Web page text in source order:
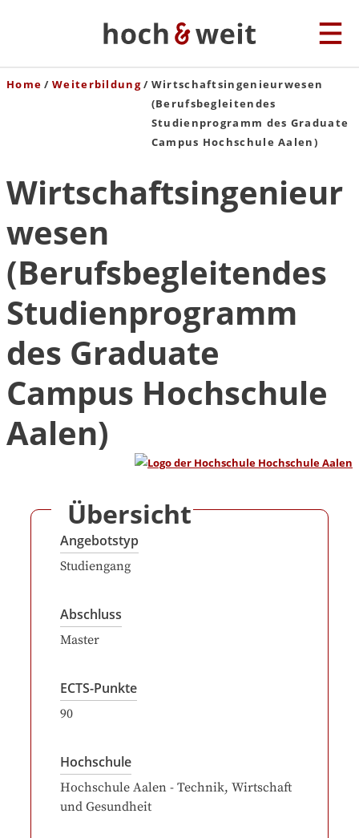
Home Weiterbildung
Wirtschaftsingenieurwesen
(Berufsbegleitendes
Studienprogramm des Graduate
Campus Hochschule Aalen)
Wirtschaftsingenieur
wesen
(Berufsbegleitendes
Studienprogramm
des Graduate
Campus Hochschule
Aalen)
Übersicht
Angebotstyp
Studiengang
Abschluss
Master
ECTS-Punkte
90
Hochschule
Hochschule Aalen - Technik, Wirtschaft
und Gesundheit